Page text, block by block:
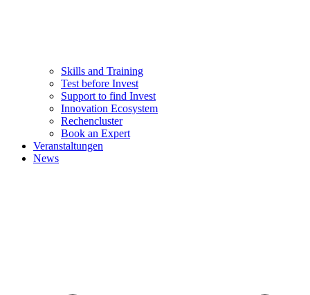
Skills and Training
Test before Invest
Support to find Invest
Innovation Ecosystem
Rechencluster​
Book an Expert
Veranstaltungen
News